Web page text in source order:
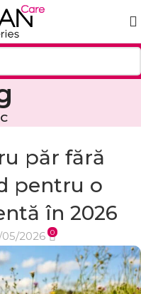
păr fără
pentru o
în 2026
2026 0